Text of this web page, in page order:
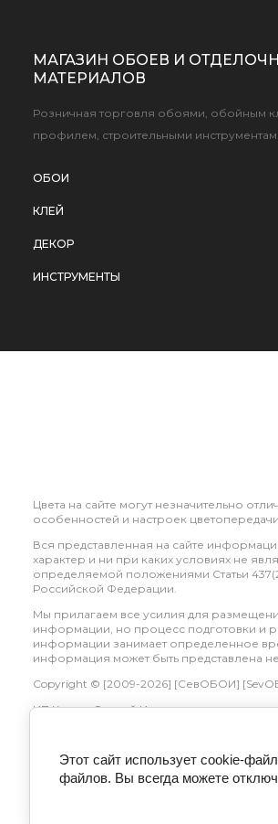
МАГАЗИН ОБОЕВ И
МАТЕРИАЛОВ
Розничная торговля обоями, обойным
профилем, строительными
ОБОИ
КЛЕЙ
ДЕКОР
ИНСТРУМЕНТЫ
Цвета на сайте могут незначительно
особенностей и настроек
Вся представленная на сайте
характер и ни при каких условиях не
определяемой положениями Статьи
Российской Федерации.
Мы прилагаем все усилия для
информации, но процесс подготовки и
информации занимает определенное
информация может быть представлена
Copyright © [2009-2026] [СевОБОИ]
ИП Катаев Сергей Игоревич
Этот сайт использует cookie-
файлов. Вы всегда можете